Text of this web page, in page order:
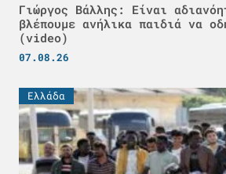
Γιώργος Βάλλης: Είναι
βλέπουμε ανήλικα παιδιά να
(video)
07.08.26
Ελλάδα